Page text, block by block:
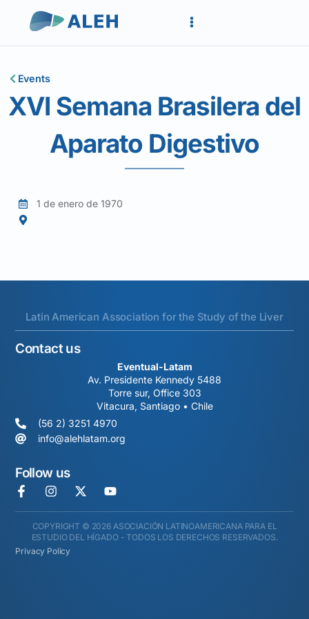
Events
XVI Semana Brasilera del
Aparato Digestivo
1 de enero de 1970
Latin American Association for the Study of the Liver
Contact us
Eventual-Latam
Av. Presidente Kennedy 5488
Torre sur, Office 303
Vitacura, Santiago • Chile
(56 2) 3251 4970
info@alehlatam.org
Follow us
COPYRIGHT © 2026 ASOCIACIÓN LATINOAMERICANA PARA EL
ESTUDIO DEL HÍGADO - TODOS LOS DERECHOS RESERVADOS.
Privacy Policy